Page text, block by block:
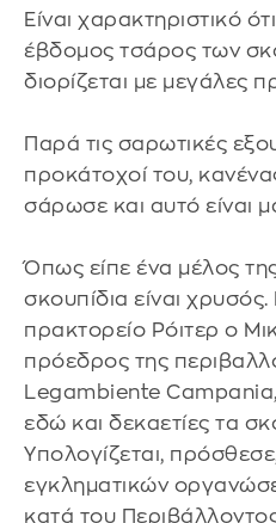
Είναι χαρακτηριστικό
έβδομος τσάρος των
διορίζεται με μεγάλες
Παρά τις σαρωτικές
προκάτοχοί του,
σάρωσε και αυτό είναι
Όπως είπε ένα μέλος
σκουπίδια είναι
πρακτορείο Ρόιτερ ο
πρόεδρος της
Legambiente
εδώ και δεκαετίες τα
Υπολογίζεται,
εγκληματικών
κατά του